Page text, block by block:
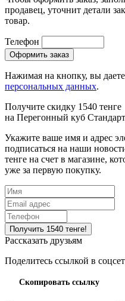
продавец, уточнит детали
товар.
Телефон
Нажимая на кнопку, вы даете
персональных данных.
Получите скидку 1540 тенге
на Перегонный куб
Укажите ваше имя и адрес
подписаться на наши
тенге на счет в магазине,
уже за первую покупку.
Рассказать друзьям
Поделитесь ссылкой в
Скопировать ссылку